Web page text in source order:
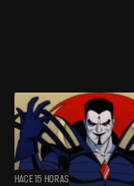
HACE 15 HORAS